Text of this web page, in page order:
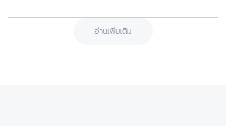
อ่านเพิ่มเติม